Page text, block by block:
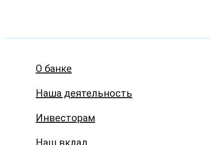
О банке
Наша деятельность
Инвесторам
Наш вклад